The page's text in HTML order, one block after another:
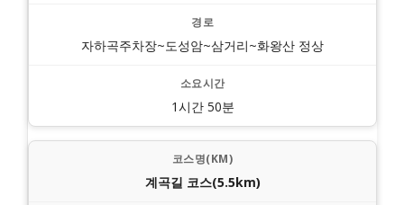
자하곡주차장~도성암~삼거리~화왕산 정상
1시간 50분
계곡길 코스(5.5km)